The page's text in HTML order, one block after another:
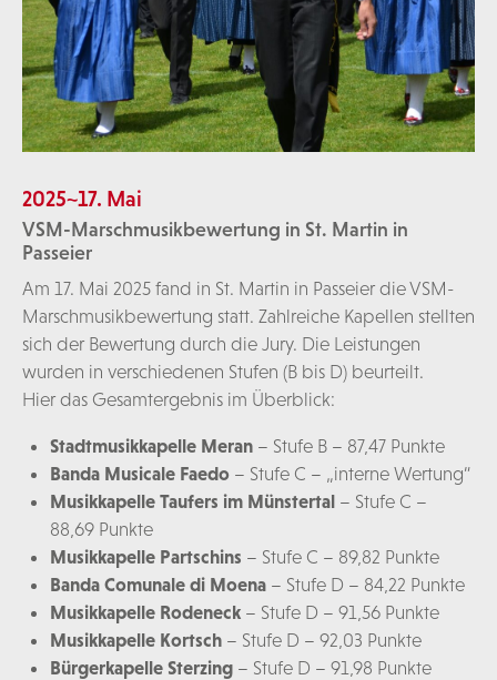
2025~17. Mai
VSM-Marschmusikbewertung in St. Martin in
Passeier
Am 17. Mai 2025 fand in St. Martin in Passeier die VSM-
Marschmusikbewertung statt. Zahlreiche Kapellen stellten
sich der Bewertung durch die Jury. Die Leistungen
wurden in verschiedenen Stufen (B bis D) beurteilt.
Hier das Gesamtergebnis im Überblick:
Stadtmusikkapelle Meran – Stufe B – 87,47 Punkte
Banda Musicale Faedo – Stufe C – „interne Wertung“
Musikkapelle Taufers im Münstertal – Stufe C –
88,69 Punkte
Musikkapelle Partschins – Stufe C – 89,82 Punkte
Banda Comunale di Moena – Stufe D – 84,22 Punkte
Musikkapelle Rodeneck – Stufe D – 91,56 Punkte
Musikkapelle Kortsch – Stufe D – 92,03 Punkte
Bürgerkapelle Sterzing – Stufe D – 91,98 Punkte